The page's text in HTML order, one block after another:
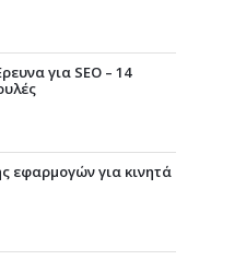
για SEO – 14
εφαρμογών για κινητά